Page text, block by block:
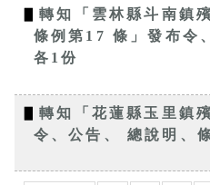
▋轉知「雲林縣斗南鎮
條例第17 條」發布令
各1份
▋轉知「花蓮縣玉里鎮
令、公告、 總說明、